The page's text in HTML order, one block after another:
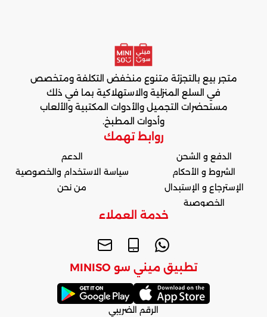
متجر بيع بالتجزئة متنوع منخفض التكلفة ومتخصص
في السلع المنزلية والاستهلاكية بما في ذلك
مستحضرات التجميل والأدوات المكتبية والألعاب
وأدوات المطبخ.
روابط تهمك
الدفع و الشحن
الشروط و الأحكام
الإسترجاع و الإستبدال
الخصوصية
الدعم
سياسة الاستخدام والخصوصية
من نحن
خدمة العملاء
تطبيق ميني سو MINISO
الرقم الضريبي